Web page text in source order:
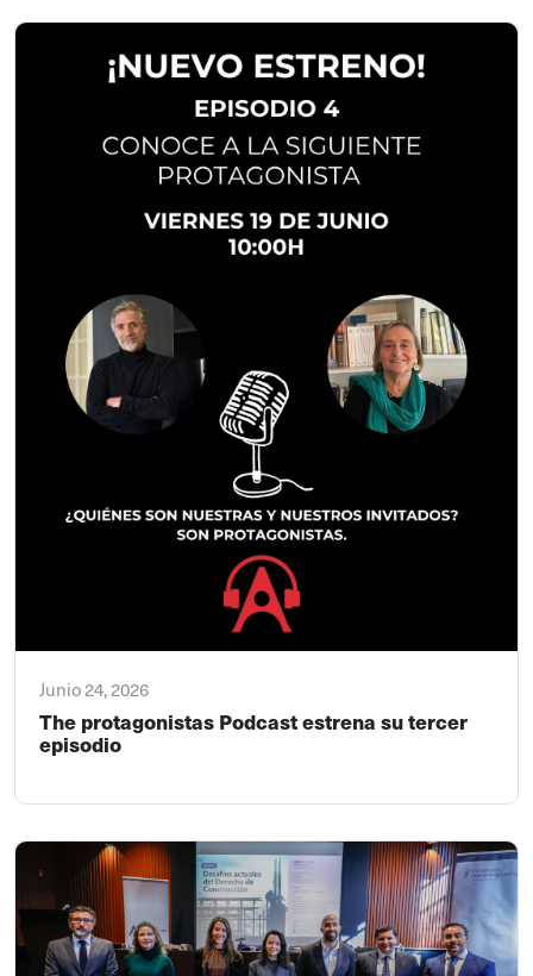
Junio 24, 2026
The protagonistas Podcast estrena su tercer
episodio